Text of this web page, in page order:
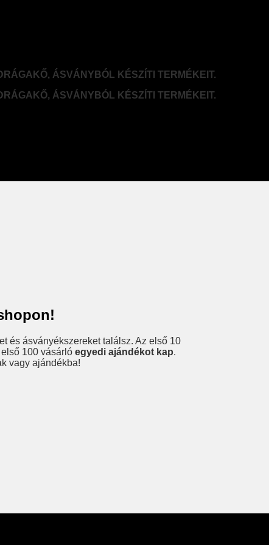
ÁSVÁNYBÓL KÉSZÍTI TERMÉKEIT.
ÁSVÁNYBÓL KÉSZÍTI TERMÉKEIT.
és ásványékszereket találsz. Az első 10
100 vásárló egyedi ajándékot kap.
vagy ajándékba!